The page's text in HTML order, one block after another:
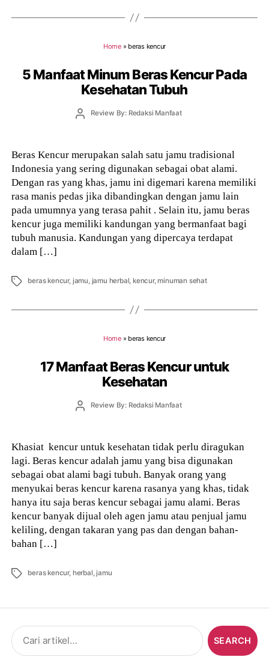
Home» beras kencur
5 Manfaat Minum Beras Kencur Pada
Kesehatan Tubuh
PostReview By: Redaksi Manfaat
Beras Kencur merupakan salah satu jamu tradisional
Indonesia yang sering digunakan sebagai obat alami.
Dengan ras yang khas, jamu ini digemari karena memiliki
rasa manis pedas jika dibandingkan dengan jamu lain
pada umumnya yang terasa pahit . Selain itu, jamu beras
kencur juga memiliki kandungan yang bermanfaat bagi
tubuh manusia. Kandungan yang dipercaya terdapat
dalam […]
Tags beras kencur, jamu, jamu herbal, kencur,minuman sehat
Home» beras kencur
17 Manfaat Beras Kencur untuk
Kesehatan
PostReview By: Redaksi Manfaat
Khasiat kencur untuk kesehatan tidak perlu diragukan
lagi. Beras kencur adalah jamu yang bisa digunakan
sebagai obat alami bagi tubuh. Banyak orang yang
menyukai beras kencur karena rasanya yang khas, tidak
hanya itu saja beras kencur sebagai jamu alami. Beras
kencur banyak dijual oleh agen jamu atau penjual jamu
keliling, dengan takaran yang pas dan dengan bahan-
bahan […]
Tags beras kencur, herbal, jamu
Search
for: